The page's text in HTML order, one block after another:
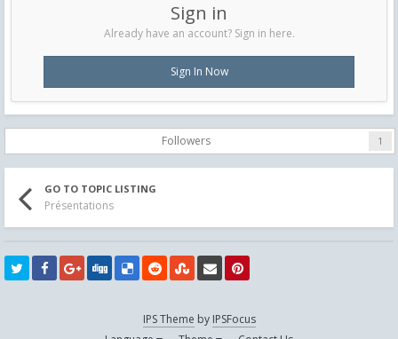
Sign in
Already have an account? Sign in here.
Sign In Now
Followers 1
GO TO TOPIC LISTING
Présentations
IPS Theme by IPSFocus